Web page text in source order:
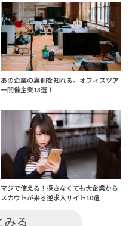
あの企業の裏側を知れる。オフィスツア
ー開催企業13選！
マジで使える！探さなくても大企業から
スカウトが来る逆求人サイト10選
みる